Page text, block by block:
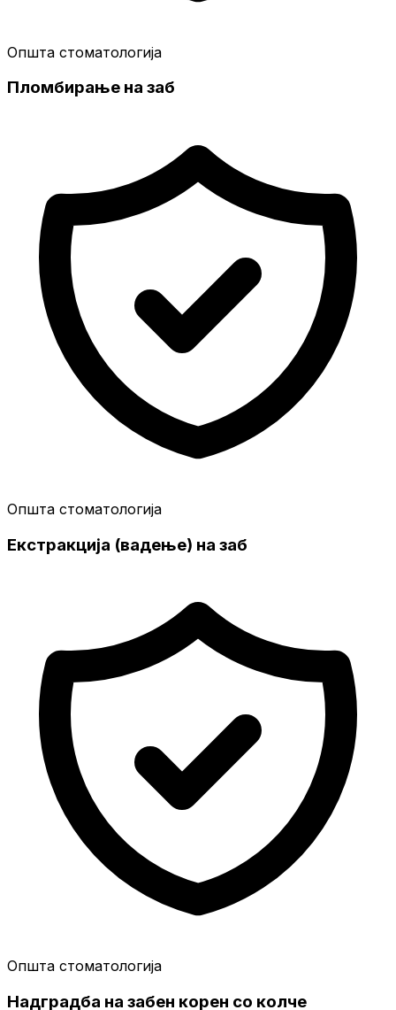
Општа стоматологија
Пломбирање на заб
Општа стоматологија
Екстракција (вадење) на заб
Општа стоматологија
Надградба на забен корен со колче